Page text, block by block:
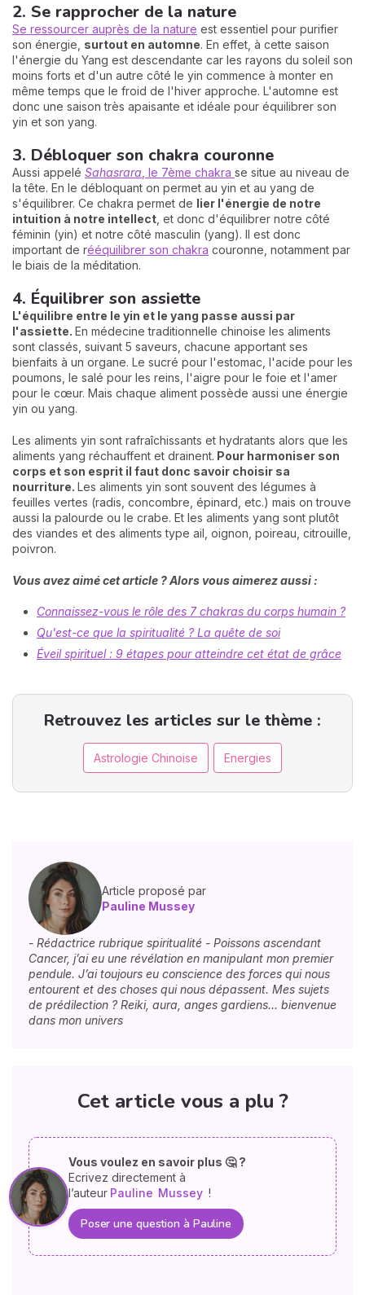
2. Se rapprocher de la nature
Se ressourcer auprès de la nature est essentiel pour purifier
son énergie, surtout en automne. En effet, à cette saison
l'énergie du Yang est descendante car les rayons du soleil son
moins forts et d'un autre côté le yin commence à monter en
même temps que le froid de l'hiver approche. L'automne est
donc une saison très apaisante et idéale pour équilibrer son
yin et son yang.
3. Débloquer son chakra couronne
Aussi appelé Sahasrara , le 7ème chakra se situe au niveau de
la tête. En le débloquant on permet au yin et au yang de
s'équilibrer. Ce chakra permet de lier l'énergie de notre
intuition à notre intellect , et donc d'équilibrer notre côté
féminin (yin) et notre côté masculin (yang). Il est donc
important de rééquilibrer son chakra couronne, notamment par
le biais de la méditation.
4. Équilibrer son assiette
L'équilibre entre le yin et le yang passe aussi par
l'assiette. En médecine traditionnelle chinoise les aliments
sont classés, suivant 5 saveurs, chacune apportant ses
bienfaits à un organe. Le sucré pour l'estomac, l'acide pour les
poumons, le salé pour les reins, l'aigre pour le foie et l'amer
pour le cœur. Mais chaque aliment possède aussi une énergie
yin ou yang.
Les aliments yin sont rafraîchissants et hydratants alors que les
aliments yang réchauffent et drainent. Pour harmoniser son
corps et son esprit il faut donc savoir choisir sa
nourriture. Les aliments yin sont souvent des légumes à
feuilles vertes (radis, concombre, épinard, etc.) mais on trouve
aussi la palourde ou le crabe. Et les aliments yang sont plutôt
des viandes et des aliments type ail, oignon, poireau, citrouille,
poivron.
Vous avez aimé cet article ? Alors vous aimerez aussi :
Connaissez-vous le rôle des 7 chakras du corps humain ?
Qu'est-ce que la spiritualité ? La quête de soi
Éveil spirituel : 9 étapes pour atteindre cet état de grâce
Retrouvez les articles sur le thème :
Astrologie Chinoise Energies
Article proposé par
Pauline Mussey
- Rédactrice rubrique spiritualité - Poissons ascendant
Cancer, j’ai eu une révélation en manipulant mon premier
pendule. J’ai toujours eu conscience des forces qui nous
entourent et des choses qui nous dépassent. Mes sujets
de prédilection ? Reiki, aura, anges gardiens… bienvenue
dans mon univers
Cet article vous a plu ?
Vous voulez en savoir plus 🤔 ?
Ecrivez directement à
l’auteur Pauline Mussey !
Poser une question à Pauline